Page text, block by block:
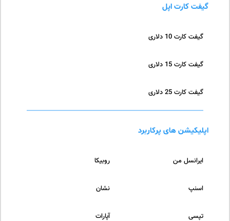
گیفت کارت اپل
گیفت کارت 10 دلاری
گیفت کارت 15 دلاری
گیفت کارت 25 دلاری
اپلیکیشن های پرکاربرد
روبیکا ایرانسل من
نشان اسنپ
آپارات تپسی